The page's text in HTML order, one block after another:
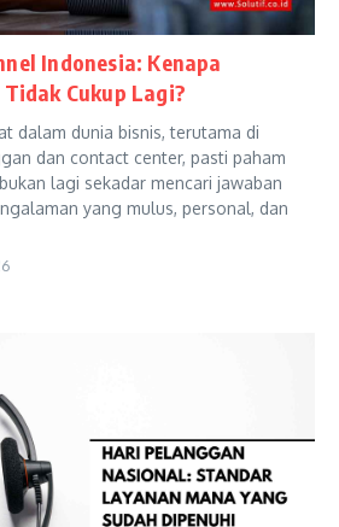
Indonesia: Kenapa
Cukup Lagi?
dalam dunia bisnis, terutama di
dan contact center, pasti paham
lagi sekadar mencari jawaban
yang mulus, personal, dan